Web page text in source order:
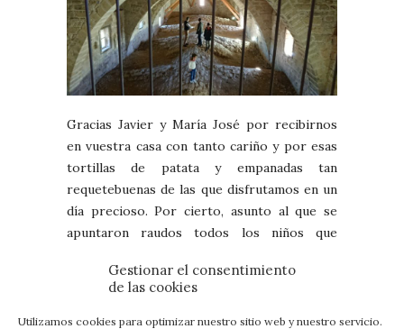
Gestionar el consentimiento
de las cookies
Utilizamos cookies para optimizar nuestro sitio web y nuestro servicio.
Gracias Javier y María José por recibirnos
en vuestra casa con tanto cariño y por esas
tortillas de patata y empanadas tan
requetebuenas de las que disfrutamos en un
día precioso. Por cierto, asunto al que se
apuntaron raudos todos los niños que